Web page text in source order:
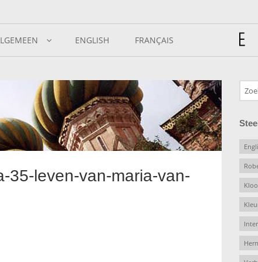
ENGLISH FRANÇAIS
35-leven-van-maria-van-